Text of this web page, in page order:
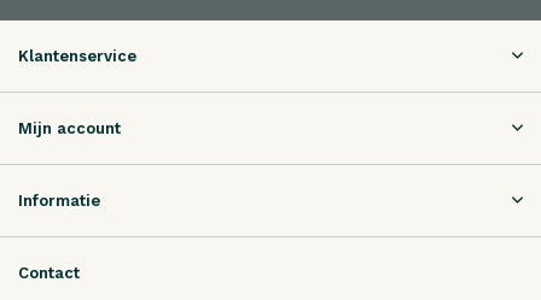
Klantenservice
Mijn account
Informatie
Contact